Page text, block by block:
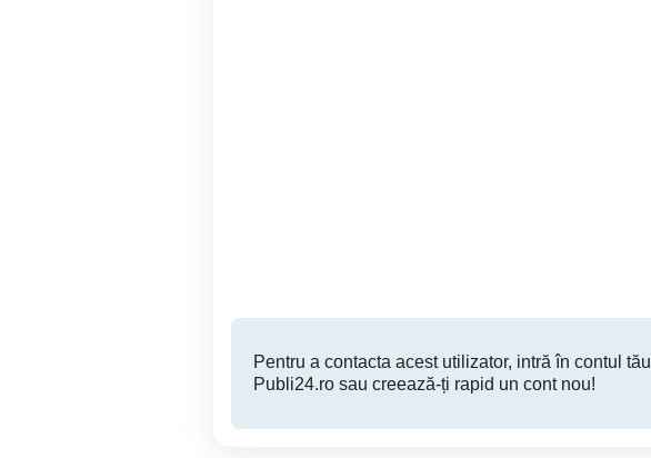
Pentru a contacta acest utilizator, intră în contul tău
Publi24.ro sau creează-ți rapid un cont nou!